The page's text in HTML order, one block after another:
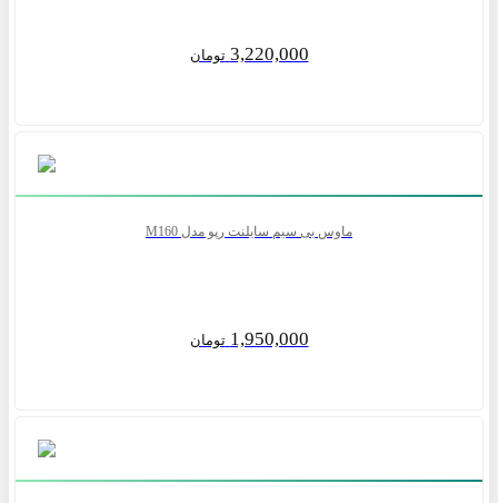
3,220,000 تومان
ماوس بی سیم سایلنت رپو مدل M160
1,950,000 تومان